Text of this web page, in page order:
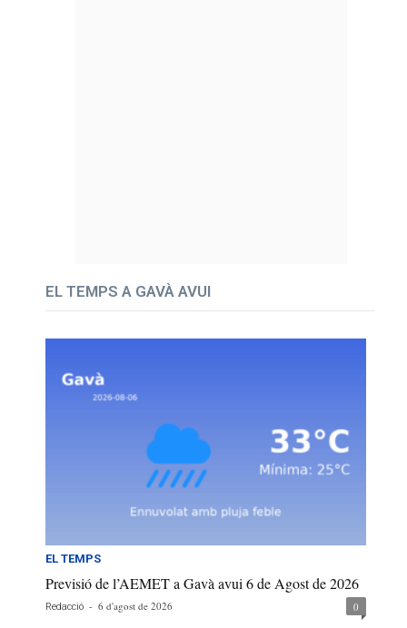
EL TEMPS A GAVÀ AVUI
EL TEMPS
Previsió de l’AEMET a Gavà avui 6 de Agost de 2026
Redacció - 6 d'agost de 2026 0